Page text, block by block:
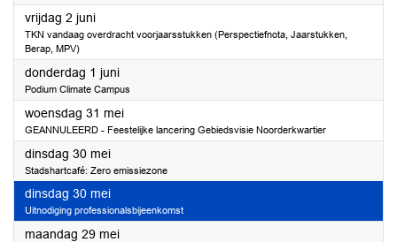
vrijdag 2 juni2023
TKN vandaag overdracht voorjaarsstukken (Perspectiefnota, Jaarstukken,
Berap, MPV)
donderdag 1 juni2023
Podium Climate Campus
woensdag 31 mei2023
GEANNULEERD - Feestelijke lancering Gebiedsvisie Noorderkwartier
dinsdag 30 mei2023
Stadshartcafé: Zero emissiezone
dinsdag 30 mei2023
Uitnodiging professionalsbijeenkomst
maandag 29 mei2023